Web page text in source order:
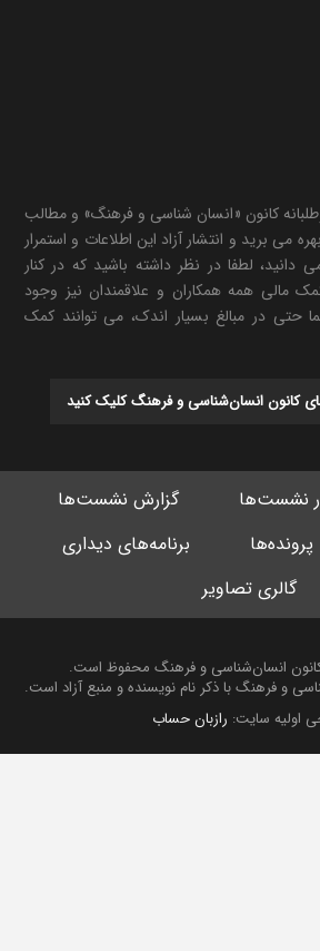
کانون «انسان شناسی و فرهنگ» و مطالب
برید و انتشار آزاد این اطلاعات و استمرار
لطفا در نظر داشته باشید که در کنار
مالی همه همکاران و علاقمندان نیز وجود
در مبالغ بسیار اندک، می توانند کمک
کانون انسان‌شناسی و فرهنگ کلیک کنید
نشست‌ها
گزارش نشست‌ها
پرونده‌ها
برنامه‌های دیداری
گالری تصاویر
انسان‌شناسی و فرهنگ محفوظ است.
و فرهنگ با ذکر نام نویسنده و منبع آزاد است.
اولیه سایت:رازبان حساب